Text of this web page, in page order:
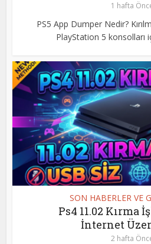
1 hafta
PS5 App Dumper Nedir?
PlayStation 5 konsolları
SON HABERLER VE
Ps4 11.02 Kırma
İnternet
2 hafta